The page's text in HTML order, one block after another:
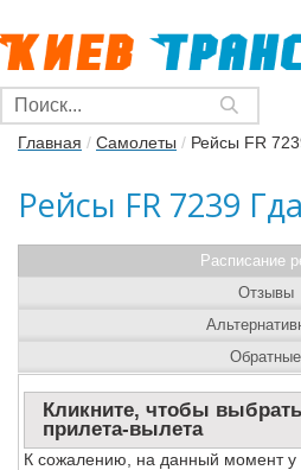
Главная / Самолеты / Рейсы FR
Рейсы FR 7239
Расписание
Кликните, чтобы
прилета-вылета
К сожалению, на данный момент
Отзывы
Обратные